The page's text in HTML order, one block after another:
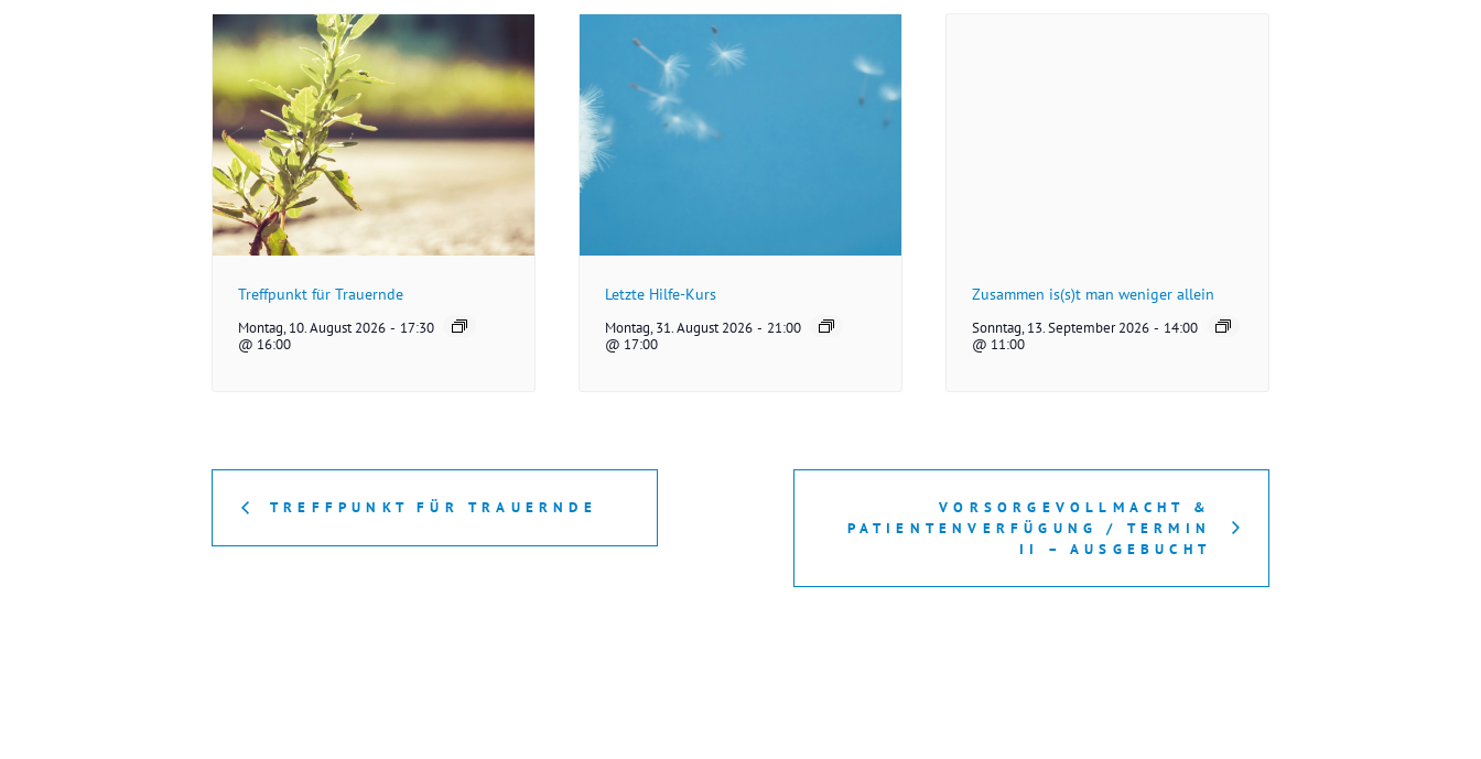
Treffpunkt für Trauernde
Montag, 10. August 2026
@ 16:00
- 17:30
Letzte Hilfe-Kurs
Montag, 31. August 2026
@ 17:00
- 21:00
Zusammen is(s)t man weniger allein
Sonntag, 13. September 2026
@ 11:00
- 14:00
TREFFPUNKT FÜR TRAUERNDE
VORSORGEVOLLMACHT &
PATIENTENVERFÜGUNG / TERMIN
II – AUSGEBUCHT